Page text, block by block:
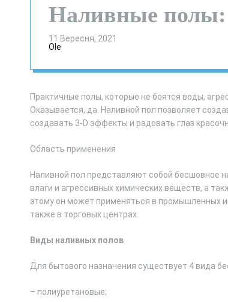
Наливные полы:
11 Вересня, 2021
Ole
Практичные полы, которые не боятся воды,
Оказывается, да. Наливной пол позволяет
создавать 3-D эффекты и радовать глаз
Область применения
Наливной пол представляют собой бесшовное
влаги и агрессивных химических веществ, а
этому он может применяться в промышленных
также в торговых центрах.
Виды наливных полов
Для бытового назначения существует 4 вида
– полиуретановые;